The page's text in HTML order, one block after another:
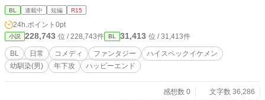
BL 連載中 短編 R15
24h.ポイント 0pt
小説 228,743 位 / 228,743件 BL 31,413 位 / 31,413件
BL 日常 コメディ ファンタジー
ハイスペックイケメン
幼馴染(男)
年下攻 ハッピーエンド
感想数 0
文字数 36,286